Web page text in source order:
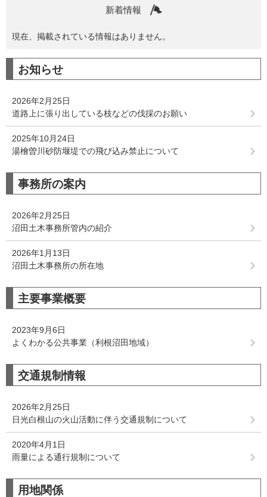
新着情報
現在、掲載されている情報はありません。
お知らせ
2026年2月25日
道路上に張り出している枝などの伐採のお願い
2025年10月24日
湯檜曽川砂防堰堤での飛び込み禁止について
事務所の案内
2026年2月25日
沼田土木事務所管内の紹介
2026年1月13日
沼田土木事務所の所在地
主要事業概要
2023年9月6日
よくわかる公共事業（利根沼田地域）
交通規制情報
2026年2月25日
日光白根山の火山活動に伴う交通規制について
2020年4月1日
雨量による通行規制について
用地関係